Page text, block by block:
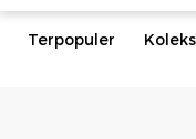
Terpopuler